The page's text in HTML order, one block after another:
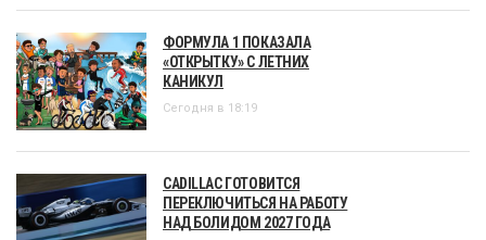
ФОРМУЛА 1 ПОКАЗАЛА
«ОТКРЫТКУ» С ЛЕТНИХ
КАНИКУЛ
Сегодня в 18:19
CADILLAC ГОТОВИТСЯ
ПЕРЕКЛЮЧИТЬСЯ НА РАБОТУ
НАД БОЛИДОМ 2027 ГОДА